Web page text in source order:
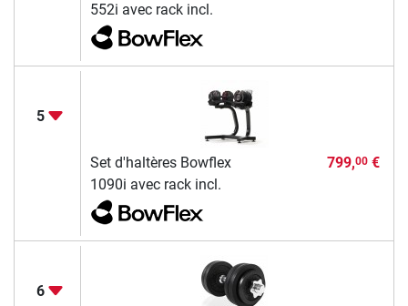
552i avec rack incl.
5
Set d'haltères Bowflex
1090i avec rack incl.
799,00€
6